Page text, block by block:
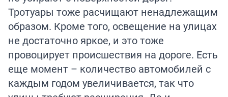
Тротуары тоже расчищают ненадлежащим
образом. Кроме того, освещение на улицах
не достаточно яркое, и это тоже
провоцирует происшествия на дороге. Есть
еще момент – количество автомобилей с
каждым годом увеличивается, так что